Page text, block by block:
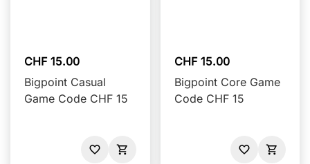
CHF 15.00
Bigpoint Casual
Game Code CHF 15
CHF 15.00
Bigpoint Core Game
Code CHF 15